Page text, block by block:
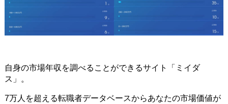
自身の市場年収を調べることができるサイト「ミイダ
ス」。
7万人を超える転職者データベースからあなたの市場価値が